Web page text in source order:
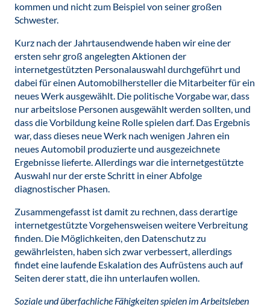
kommen und nicht zum Beispiel von seiner großen
Schwester.
Kurz nach der Jahrtausendwende haben wir eine der
ersten sehr groß angelegten Aktionen der
internetgestützten Personalauswahl durchgeführt und
dabei für einen Automobilhersteller die Mitarbeiter für ein
neues Werk ausgewählt. Die politische Vorgabe war, dass
nur arbeitslose Personen ausgewählt werden sollten, und
dass die Vorbildung keine Rolle spielen darf. Das Ergebnis
war, dass dieses neue Werk nach wenigen Jahren ein
neues Automobil produzierte und ausgezeichnete
Ergebnisse lieferte. Allerdings war die internetgestützte
Auswahl nur der erste Schritt in einer Abfolge
diagnostischer Phasen.
Zusammengefasst ist damit zu rechnen, dass derartige
internetgestützte Vorgehensweisen weitere Verbreitung
finden. Die Möglichkeiten, den Datenschutz zu
gewährleisten, haben sich zwar verbessert, allerdings
findet eine laufende Eskalation des Aufrüstens auch auf
Seiten derer statt, die ihn unterlaufen wollen.
Soziale und überfachliche Fähigkeiten spielen im Arbeitsleben